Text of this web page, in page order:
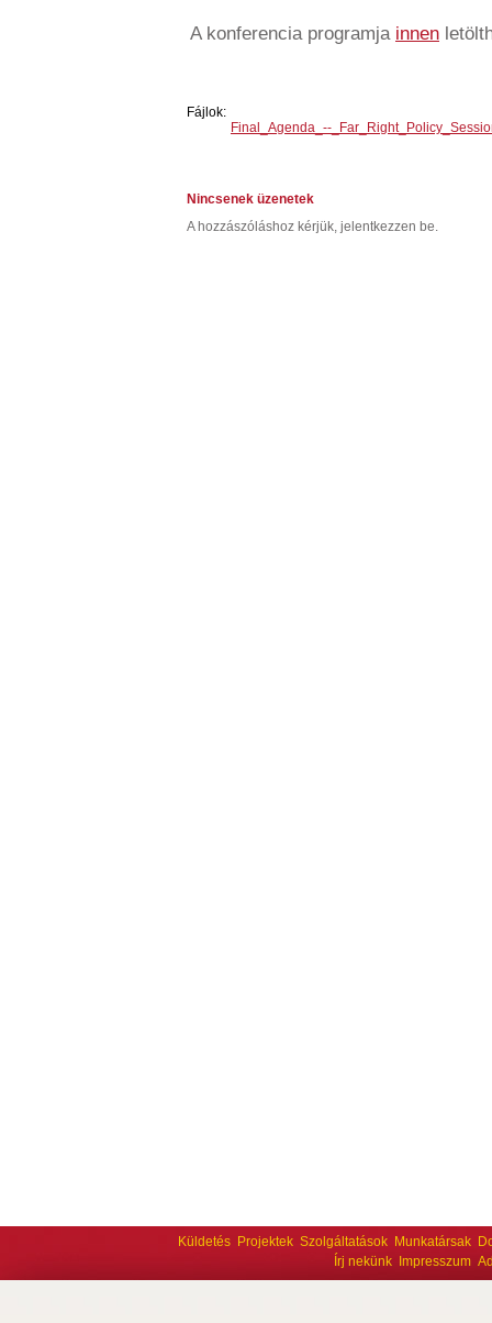
A konferencia programja innen
Fájlok:
Final_Agenda_--
Nincsenek üzenetek
A hozzászóláshoz kérjük, jelentkezzen be.
Küldetés Projektek Szolgáltatások Munkatársak
Írj nekünk
Impresszum